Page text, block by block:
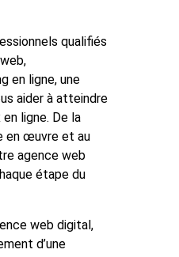
qualifiés
en ligne, une
aider à atteindre
ligne. De la
en œuvre et au
agence web
étape du
web digital,
d’une